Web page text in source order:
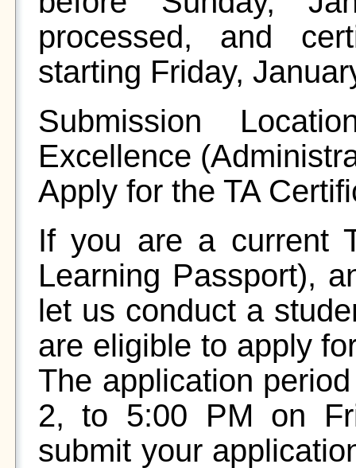
processed, and
starting Friday,
Submission
Excellence
Apply for the TA
If you are a current
Learning Passport),
let us conduct a
are eligible to apply
The application
2, to 5:00 PM on
submit your